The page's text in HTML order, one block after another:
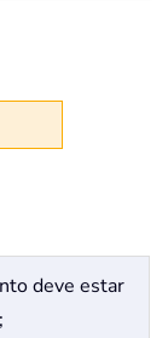
deve estar